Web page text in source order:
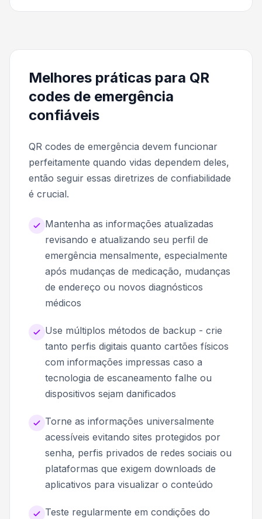
Melhores práticas para QR
codes de emergência
confiáveis
QR codes de emergência devem funcionar
perfeitamente quando vidas dependem deles,
então seguir essas diretrizes de confiabilidade
é crucial.
Mantenha as informações atualizadas
revisando e atualizando seu perfil de
emergência mensalmente, especialmente
após mudanças de medicação, mudanças
de endereço ou novos diagnósticos
médicos
Use múltiplos métodos de backup - crie
tanto perfis digitais quanto cartões físicos
com informações impressas caso a
tecnologia de escaneamento falhe ou
dispositivos sejam danificados
Torne as informações universalmente
acessíveis evitando sites protegidos por
senha, perfis privados de redes sociais ou
plataformas que exigem downloads de
aplicativos para visualizar o conteúdo
Teste regularmente em condições do